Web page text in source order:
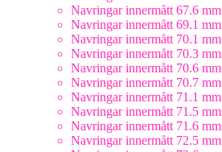
Navringar innermått 67.6 mm
Navringar innermått 69.1 mm
Navringar innermått 70.1 mm
Navringar innermått 70.3 mm
Navringar innermått 70.6 mm
Navringar innermått 70.7 mm
Navringar innermått 71.1 mm
Navringar innermått 71.5 mm
Navringar innermått 71.6 mm
Navringar innermått 72.5 mm